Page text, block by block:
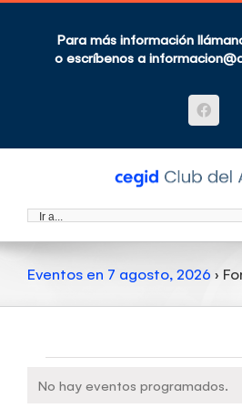
Saltar
contenidoPara más información
o escríbenos a
Ir a...
Eventos en 7 agosto, 2026 ›
Eventos
Notice
No hay eventos programados.